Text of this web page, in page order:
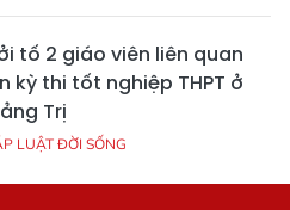
tố 2 giáo viên liên quan
kỳ thi tốt nghiệp THPT ở
Trị
LUẬT ĐỜI SỐNG